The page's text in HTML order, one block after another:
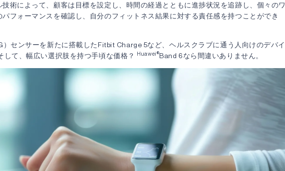
技術によって、顧客は目標を設定し、時間の経過とともに進捗状況を追跡し、個々のワ
パフォーマンスを確認し、自分のフィットネス結果に対する責任感を持つことができ
）センサーを新たに搭載したFitbit Charge 5など、ヘルスクラブに通う人向けのデバイ
して、幅広い選択肢を持つ手頃な価格？
Huawei®Band 6なら間違いありません。